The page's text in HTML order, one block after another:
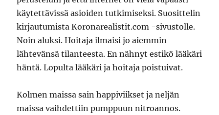
käytettävissä asioiden tutkimiseksi. Suosittelin
kirjautumista Koronarealistit.com -sivustolle.
Noin aluksi. Hoitaja ilmaisi jo aiemmin
lähtevänsä tilanteesta. En nähnyt estikö lääkäri
häntä. Lopulta lääkäri ja hoitaja poistuivat.
Kolmen maissa sain happiviikset ja neljän
maissa vaihdettiin pumppuun nitroannos.